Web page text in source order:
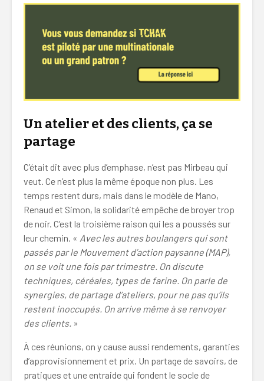
Un atelier et des clients, ça se
partage
C’était dit avec plus d’emphase, n’est pas Mirbeau qui
veut. Ce n’est plus la même époque non plus. Les
temps restent durs, mais dans le modèle de Mano,
Renaud et Simon, la solidarité empêche de broyer trop
de noir. C’est la troisième raison qui les a poussés sur
leur chemin. « Avec les autres boulangers qui sont
passés par le Mouvement d’action paysanne (MAP),
on se voit une fois par trimestre. On discute
techniques, céréales, types de farine. On parle de
synergies, de partage d’ateliers, pour ne pas qu’ils
restent inoccupés. On arrive même à se renvoyer
des clients. »
À ces réunions, on y cause aussi rendements, garanties
d’approvisionnement et prix. Un partage de savoirs, de
pratiques et une entraide qui fondent le socle de